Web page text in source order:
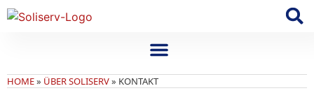
HOME» ÜBER SOLISERV» KONTAKT